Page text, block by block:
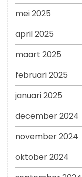
mei 2025
april 2025
maart 2025
februari 2025
januari 2025
december 2024
november 2024
oktober 2024